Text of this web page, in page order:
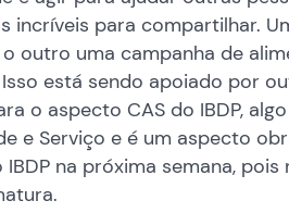
incríveis para compartilhar.
o outro uma campanha de
está sendo apoiado por
o aspecto CAS do IBDP,
e Serviço e é um aspecto
IBDP na próxima semana,